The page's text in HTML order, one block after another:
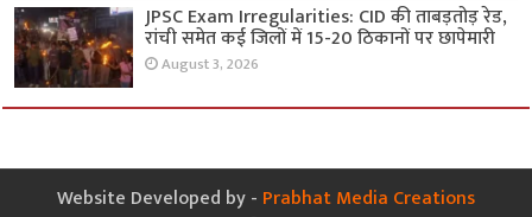
JPSC Exam Irregularities: CID की ताबड़तोड़ रेड,
रांची समेत कई जिलों में 15-20 ठिकानों पर छापेमारी
August 3, 2026
Website Developed by - Prabhat Media Creations